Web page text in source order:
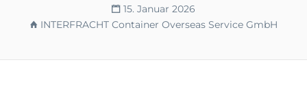
15. Januar 2026
INTERFRACHT Container Overseas Service GmbH